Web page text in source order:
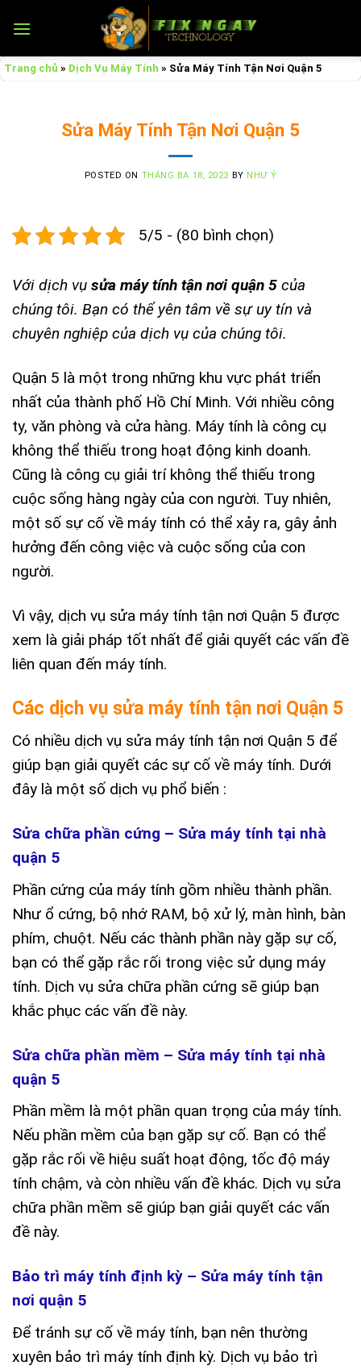
Trang chủ » Dịch Vụ Máy Tính » Sửa Máy Tính Tận Nơi Quận 5
Sửa Máy Tính Tận Nơi Quận 5
POSTED ON THÁNG BA 18, 2023 BY NHƯ Ý
5/5 - (80 bình chọn)
Với dịch vụ sửa máy tính tận nơi quận 5 của
chúng tôi. Bạn có thể yên tâm về sự uy tín và
chuyên nghiệp của dịch vụ của chúng tôi.
Quận 5 là một trong những khu vực phát triển
nhất của thành phố Hồ Chí Minh. Với nhiều công
ty, văn phòng và cửa hàng. Máy tính là công cụ
không thể thiếu trong hoạt động kinh doanh.
Cũng là công cụ giải trí không thể thiếu trong
cuộc sống hàng ngày của con người. Tuy nhiên,
một số sự cố về máy tính có thể xảy ra, gây ảnh
hưởng đến công việc và cuộc sống của con
người.
Vì vậy, dịch vụ sửa máy tính tận nơi Quận 5 được
xem là giải pháp tốt nhất để giải quyết các vấn đề
liên quan đến máy tính.
Các dịch vụ sửa máy tính tận nơi Quận 5
Có nhiều dịch vụ sửa máy tính tận nơi Quận 5 để
giúp bạn giải quyết các sự cố về máy tính. Dưới
đây là một số dịch vụ phổ biến :
Sửa chữa phần cứng – Sửa máy tính tại nhà
quận 5
Phần cứng của máy tính gồm nhiều thành phần.
Như ổ cứng, bộ nhớ RAM, bộ xử lý, màn hình, bàn
phím, chuột. Nếu các thành phần này gặp sự cố,
bạn có thể gặp rắc rối trong việc sử dụng máy
tính. Dịch vụ sửa chữa phần cứng sẽ giúp bạn
khắc phục các vấn đề này.
Sửa chữa phần mềm – Sửa máy tính tại nhà
quận 5
Phần mềm là một phần quan trọng của máy tính.
Nếu phần mềm của bạn gặp sự cố. Bạn có thể
gặp rắc rối về hiệu suất hoạt động, tốc độ máy
tính chậm, và còn nhiều vấn đề khác. Dịch vụ sửa
chữa phần mềm sẽ giúp bạn giải quyết các vấn
đề này.
Bảo trì máy tính định kỳ – Sửa máy tính tận
nơi quận 5
Để tránh sự cố về máy tính, bạn nên thường
xuyên bảo trì máy tính định kỳ. Dịch vụ bảo trì